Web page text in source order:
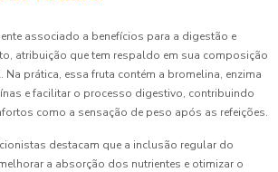
associado a benefícios para a digestão e
atribuição que tem respaldo em sua composição
Na prática, essa fruta contém a bromelina, enzima
e facilitar o processo digestivo, contribuindo
como a sensação de peso após as refeições.
destacam que a inclusão regular do
a absorção dos nutrientes e otimizar o